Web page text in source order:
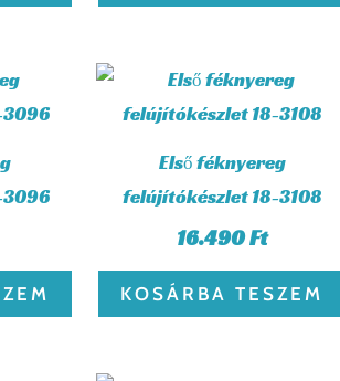
Első féknyereg
felújítókészlet 18-3108
16.490Ft
KOSÁRBA TESZEM